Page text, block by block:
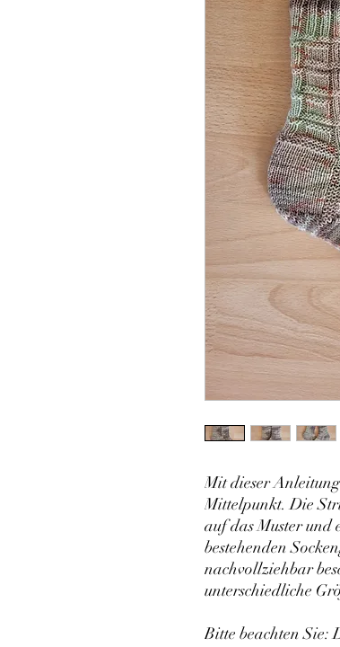
Mit dieser
Mittelpunkt. Die
auf das Muster und
bestehenden
nachvollziehbar
unterschiedliche
Bitte beachten Sie: